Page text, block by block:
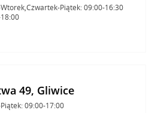
Wtorek,Czwartek-Piątek: 09:00-16:30
49, Gliwice
09:00-17:00